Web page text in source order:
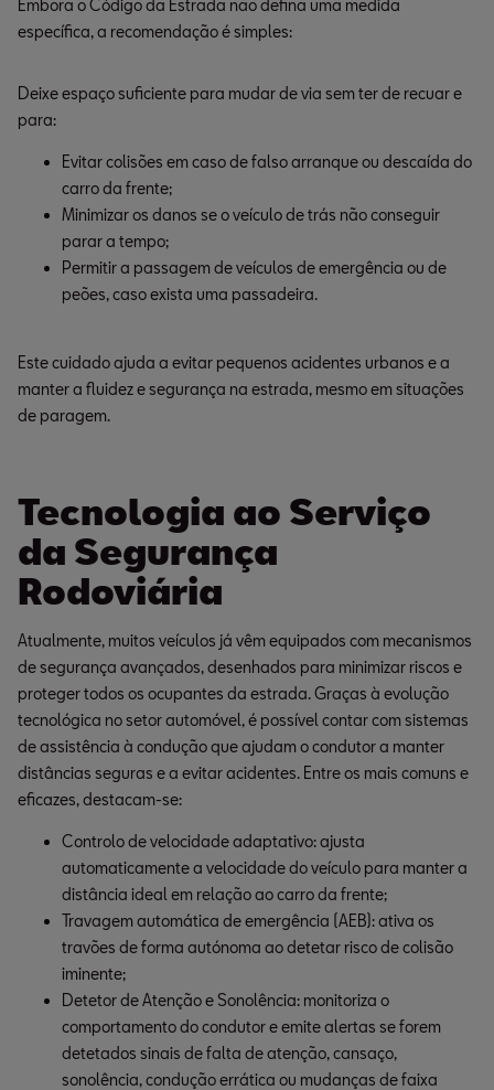
Embora o Código da Estrada não defina uma medida
específica, a recomendação é simples:
Deixe espaço suficiente para mudar de via sem ter de recuar e
para:
Evitar colisões em caso de falso arranque ou descaída do
carro da frente;
Minimizar os danos se o veículo de trás não conseguir
parar a tempo;
Permitir a passagem de veículos de emergência ou de
peões, caso exista uma passadeira.
Este cuidado ajuda a evitar pequenos acidentes urbanos e a
manter a fluidez e segurança na estrada, mesmo em situações
de paragem.
Tecnologia ao Serviço
da Segurança
Rodoviária
Atualmente, muitos veículos já vêm equipados com mecanismos
de segurança avançados, desenhados para minimizar riscos e
proteger todos os ocupantes da estrada. Graças à evolução
tecnológica no setor automóvel, é possível contar com sistemas
de assistência à condução que ajudam o condutor a manter
distâncias seguras e a evitar acidentes. Entre os mais comuns e
eficazes, destacam-se:
Controlo de velocidade adaptativo: ajusta
automaticamente a velocidade do veículo para manter a
distância ideal em relação ao carro da frente;
Travagem automática de emergência (AEB): ativa os
travões de forma autónoma ao detetar risco de colisão
iminente;
Detetor de Atenção e Sonolência: monitoriza o
comportamento do condutor e emite alertas se forem
detetados sinais de falta de atenção, cansaço,
sonolência, condução errática ou mudanças de faixa